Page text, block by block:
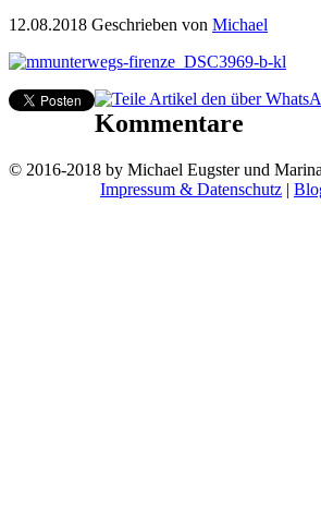
12.08.2018 Geschrieben von Michael
Kommentare
© 2016-2018 by Michael Eugster und
Impressum & Datenschutz |